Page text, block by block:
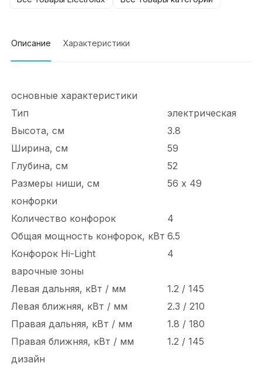
Описание Характеристики
основные характеристики
Тип
электрическая
Высота, см
3.8
Ширина, см
59
Глубина, см
52
Размеры ниши, см
56 х 49
конфорки
Количество конфорок
4
Общая мощность конфорок, кВт 6.5
Конфорок Hi-Light
4
варочные зоны
Левая дальняя, кВт / мм
1.2 / 145
Левая ближняя, кВт / мм
2.3 / 210
Правая дальняя, кВт / мм
1.8 / 180
Правая ближняя, кВт / мм
1.2 / 145
дизайн